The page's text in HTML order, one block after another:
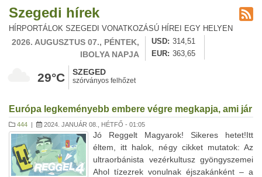
Szegedi hírek
HÍRPORTÁLOK SZEGEDI VONATKOZÁSÚ HÍREI EGY HELYEN
2026. AUGUSZTUS 07., PÉNTEK,
IBOLYA NAPJA
USD
314,51
EUR
363,65
29°C SZEGED
szórványos felhőzet
Európa legkeményebb embere végre megkapja, ami jár
444 | 2024. JANUÁR 08., HÉTFŐ - 01:05
Jó Reggelt Magyarok! Sikeres hetet!Itt
éltem, itt halok, négy cikket mutatok: Az
ultraorbánista vezérkultusz gyöngyszemei
Ahol tízezrek vonulnak éjszakánként – a